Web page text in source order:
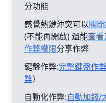
分功能
感覺熱鍵沖突可以關
(不能再開啟) 還能查看
作弊權限分享作弊
鍵盤作弊:完整鍵盤作
弊）
自動化作弊:自動加錢/